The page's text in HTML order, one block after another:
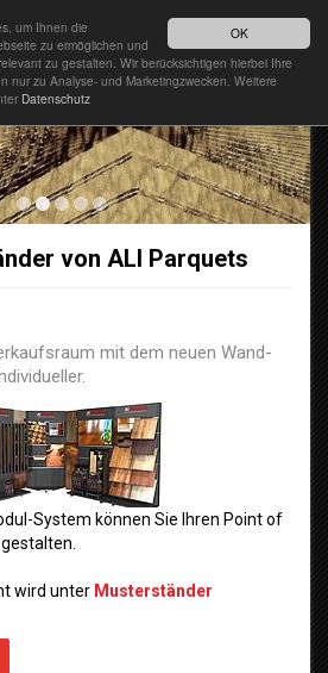
OK
um Ihnen die
zu ermöglichen und
zu gestalten. Wir berücksichtigen hierbei Ihre
nur zu Analyse- und Marketingzwecken. Weitere
Datenschutz
DEUTSCH
von ALI Parquets
mit dem neuen Wand-
System können Sie Ihren Point of
wird unter Musterständer